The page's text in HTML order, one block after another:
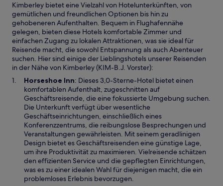
Kimberley bietet eine Vielzahl von Hotelunterkünften, von
gemütlichen und freundlichen Optionen bis hin zu
gehobeneren Aufenthalten. Bequem in Flughafennähe
gelegen, bieten diese Hotels komfortable Zimmer und
einfachen Zugang zu lokalen Attraktionen, was sie ideal für
Reisende macht, die sowohl Entspannung als auch Abenteuer
suchen. Hier sind einige der Lieblingshotels unserer Reisenden
in der Nähe von Kimberley (KIM-B.J. Vorster):
Horseshoe InnW
i
r
d
i
n
e
i
n
e
m
n
: Dieses 3,0-Sterne-Hotel bietet einen
komfortablen Aufenthalt, zugeschnitten auf
Geschäftsreisende, die eine fokussierte Umgebung suchen.
Die Unterkunft verfügt über wesentliche
Geschäftseinrichtungen, einschließlich eines
Konferenzzentrums, die reibungslose Besprechungen und
Veranstaltungen gewährleisten. Mit seinem geradlinigen
Design bietet es Geschäftsreisenden eine günstige Lage,
um ihre Produktivität zu maximieren. Vielreisende schätzen
den effizienten Service und die gepflegten Einrichtungen,
was es zu einer idealen Wahl für diejenigen macht, die ein
problemloses Erlebnis bevorzugen.